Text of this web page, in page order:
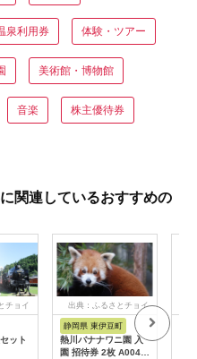
泉利用券 体験・ツアー
美術館・博物館
音楽 株主優待券
関連しているおすすめの
チョイ
ット
出典：ふるさとチョイ
静岡県 東伊豆町
熱川バナナワニ園 入
園 招待券 2枚 A004